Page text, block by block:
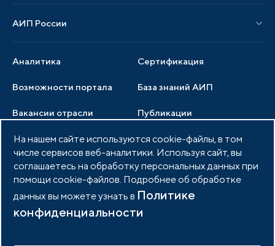
Аналитика Сертификация
Возможности портала
Образцы документов
База знаний АИП
Вакансии отрасли
Новости отрасли
Публикации
Медиатека Тендеры
АИП России
Члены ассоциации
Услуги ассоциации
Документы АИП
Партнеры ассоциации
Фото и видео
Членство в АИП Войти в личный кабинет
На нашем сайте используются cookie-файлы, в том
числе сервисов веб-аналитики. Используя сайт, вы
соглашаетесь на обработку персональных данных при
помощи cookie-файлов. Подробнее об обработке
данных вы можете узнать в Политике
конфиденциальности